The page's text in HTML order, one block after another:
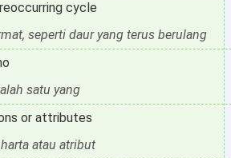
cycle
seperti daur yang terus berulang
satu yang
or attributes
atau atribut